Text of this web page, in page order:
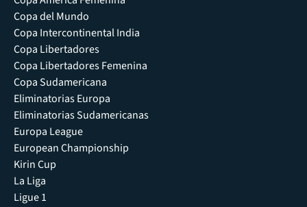
Copa del Mundo
Copa Intercontinental India
Copa Libertadores
Copa Libertadores Femenina
Copa Sudamericana
Eliminatorias Europa
Eliminatorias Sudamericanas
Europa League
European Championship
Kirin Cup
La Liga
Ligue 1